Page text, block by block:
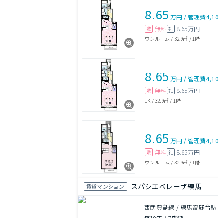
8.65 万円 /管理費
敷 無料 礼 8.65万円
ワンルーム / 32.9㎡ / 1階
8.65 万円 /管理費
敷 無料 礼 8.65万円
1K /32.9㎡ / 1階
8.65 万円 /管理費
敷 無料 礼 8.65万円
ワンルーム / 32.9㎡ / 1階
賃貸マンション スパシエベレーザ練馬
西武豊島線 / 練馬高野台